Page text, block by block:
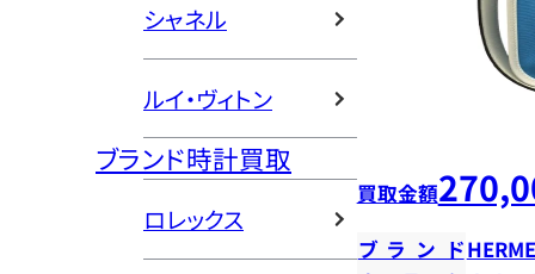
シャネル
ルイ・ヴィトン
ブランド時計買取
ロレックス
買取金額
ブランド